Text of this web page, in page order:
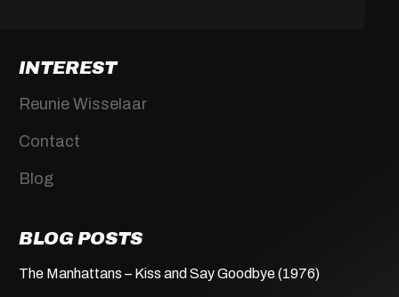
INTEREST
Reunie Wisselaar
Contact
Blog
BLOG POSTS
The Manhattans – Kiss and Say Goodbye (1976)